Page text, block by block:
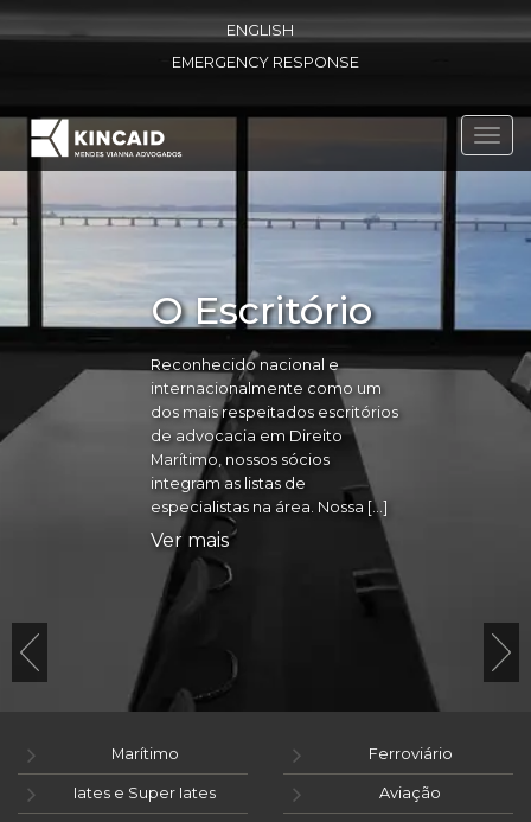
ENGLISH
EMERGENCY RESPONSE
O Escritório
Reconhecido nacional e
internacionalmente como um
dos mais respeitados escritórios
de advocacia em Direito
Marítimo, nossos sócios
integram as listas de
especialistas na área. Nossa […]
Ver mais
Marítimo
Iates e Super Iates
Ferroviário
Aviação